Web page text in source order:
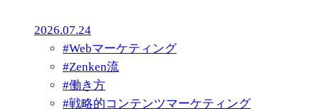
2026.07.24
#Webマーケティング
#Zenken流
#働き方
#戦略的コンテンツマーケティング